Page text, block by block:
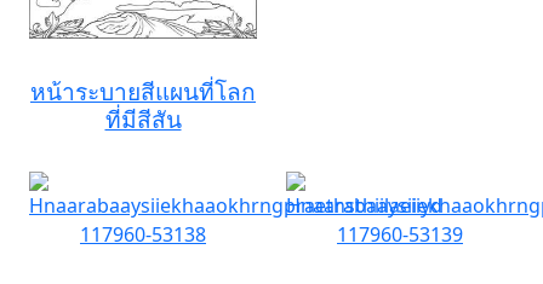
หน้าระบายสีแผนที่โลก
ที่มีสีสัน